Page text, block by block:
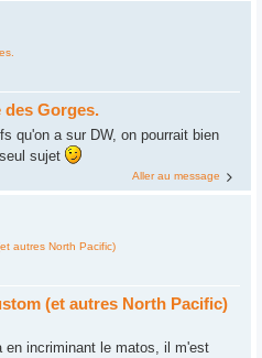
des Gorges.
qu'on a sur DW, on pourrait bien
sujet
Aller au message
autres North Pacific)
(et autres North Pacific)
incriminant le matos, il m'est